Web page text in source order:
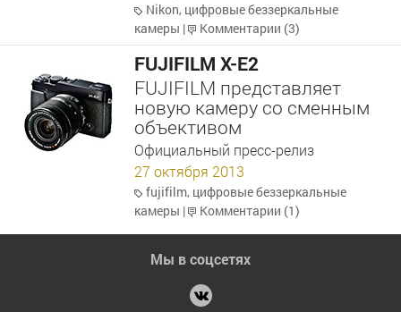
Nikon, цифровые беззеркальные
камеры | Комментарии (3)
FUJIFILM X-E2
FUJIFILM представляет
новую камеру со сменным
объективом
Официальный пресс-релиз
27 октября 2013
fujifilm, цифровые беззеркальные
камеры | Комментарии (1)
Мы в соцсетях